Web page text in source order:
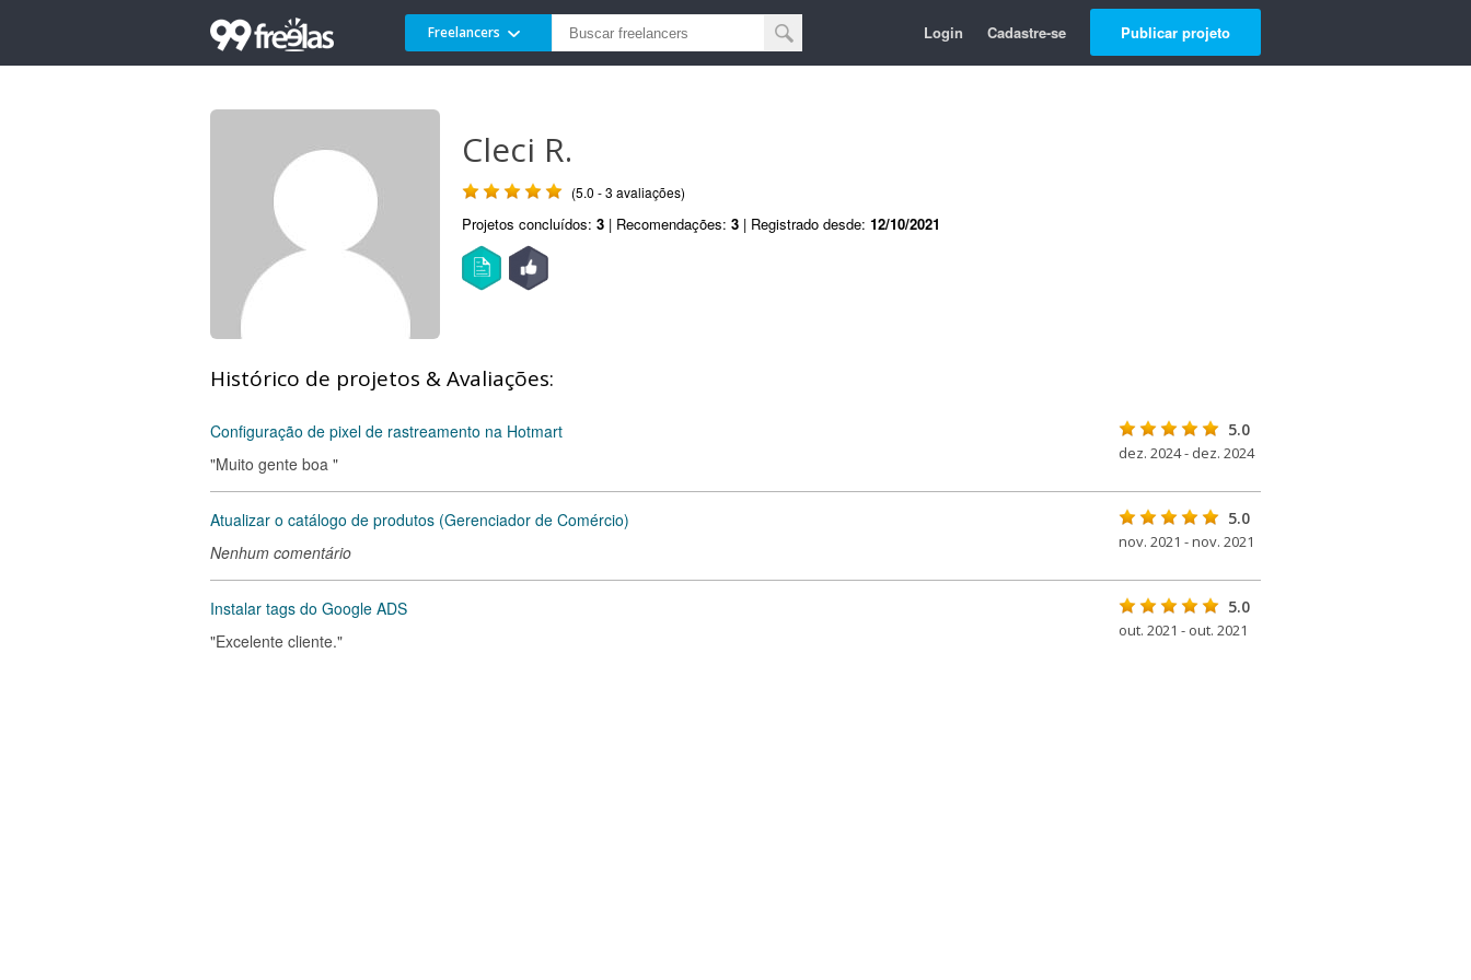
Freelancers Login Cadastre-se Publicar projeto
Cleci R.
(5.0 - 3 avaliações)
Projetos concluídos: 3 | Recomendações: 3 | Registrado desde: 12/10/2021
Histórico de projetos & Avaliações:
Configuração de pixel de rastreamento na Hotmart
"Muito gente boa "
5.0
dez. 2024 - dez. 2024
Atualizar o catálogo de produtos (Gerenciador de Comércio)
Nenhum comentário
5.0
nov. 2021 - nov. 2021
Instalar tags do Google ADS
"Excelente cliente."
5.0
out. 2021 - out. 2021